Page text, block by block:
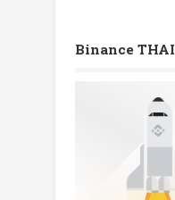
Binance THAI